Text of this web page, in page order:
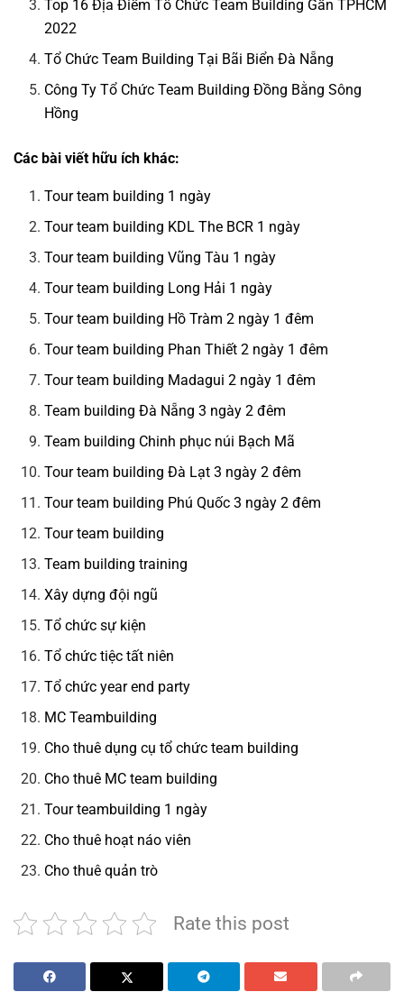
Top 16 Địa Điểm Tổ Chức Team Building Gần TPHCM
2022
Tổ Chức Team Building Tại Bãi Biển Đà Nẵng
Công Ty Tổ Chức Team Building Đồng Bằng Sông
Hồng
Các bài viết hữu ích khác:
Tour team building 1 ngày
Tour team building KDL The BCR 1 ngày
Tour team building Vũng Tàu 1 ngày
Tour team building Long Hải 1 ngày
Tour team building Hồ Tràm 2 ngày 1 đêm
Tour team building Phan Thiết 2 ngày 1 đêm
Tour team building Madagui 2 ngày 1 đêm
Team building Đà Nẵng 3 ngày 2 đêm
Team building Chinh phục núi Bạch Mã
Tour team building Đà Lạt 3 ngày 2 đêm
Tour team building Phú Quốc 3 ngày 2 đêm
Tour team building
Team building training
Xây dựng đội ngũ
Tổ chức sự kiện
Tổ chức tiệc tất niên
Tổ chức year end party
MC Teambuilding
Cho thuê dụng cụ tổ chức team building
Cho thuê MC team building
Tour teambuilding 1 ngày
Cho thuê hoạt náo viên
Cho thuê quản trò
Rate this post